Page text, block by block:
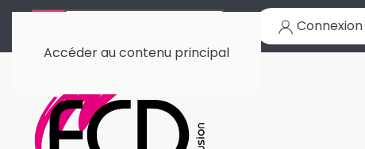
Accéder au contenu principal
Connexion